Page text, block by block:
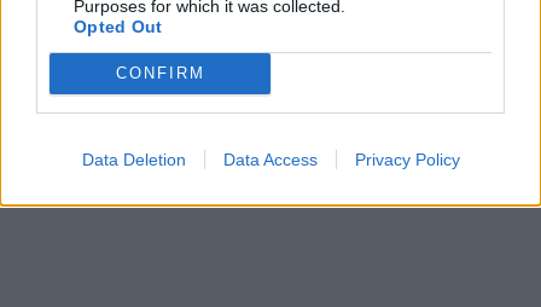
Purposes for which it was collected.
Opted Out
CONFIRM
Data Deletion Data Access Privacy Policy
PartagerFacebook
Pinterest